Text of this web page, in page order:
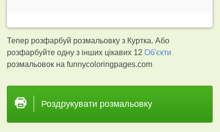
Тепер розфарбуй розмальовку з Куртка. Або
розфарбуйте одну з інших цікавих 12Об'єкти
розмальовок на funnycoloringpages.com
Роздрукувати розмальовку